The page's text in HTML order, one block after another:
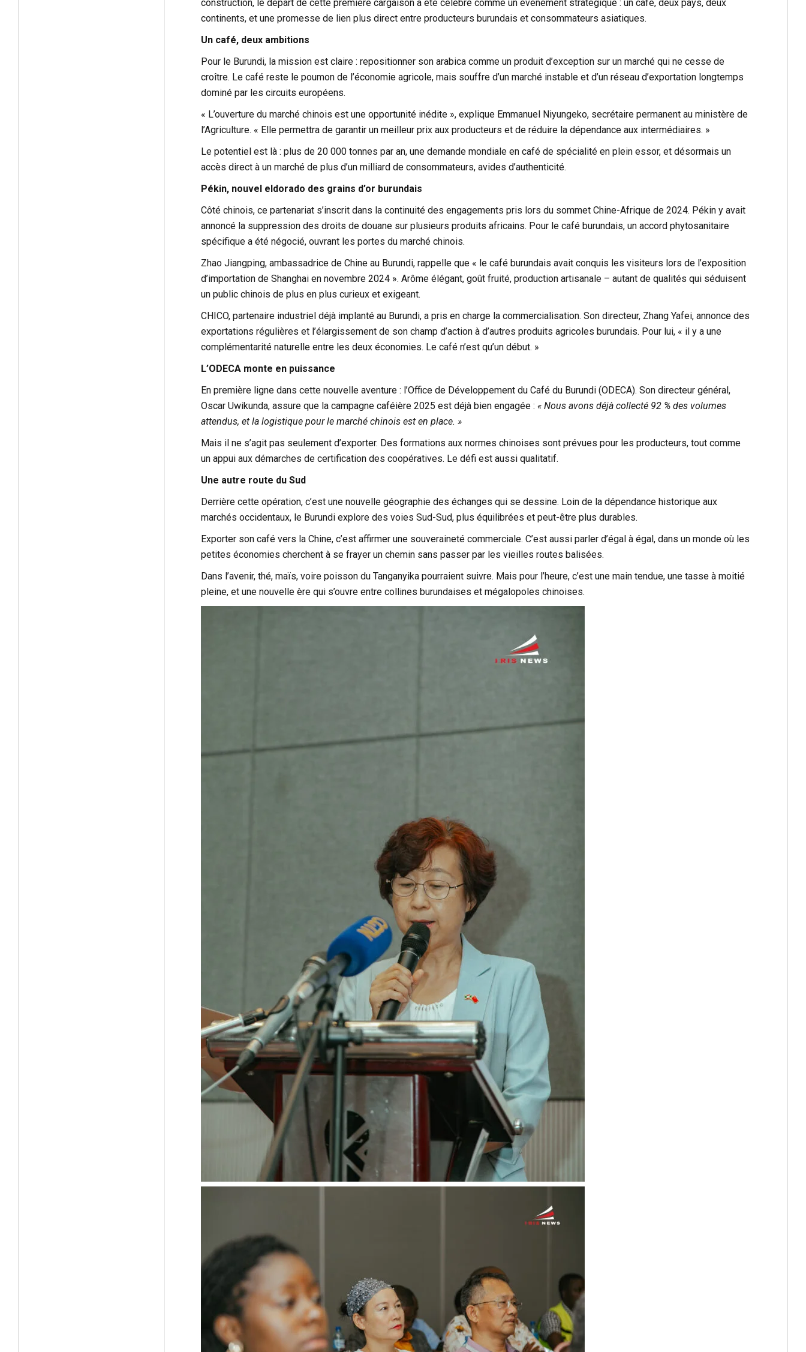
construction, le départ de cette première cargaison a été célébré comme un événement stratégique : un café, deux pays, deux
continents, et une promesse de lien plus direct entre producteurs burundais et consommateurs asiatiques.
Un café, deux ambitions
Pour le Burundi, la mission est claire : repositionner son arabica comme un produit d’exception sur un marché qui ne cesse de
croître. Le café reste le poumon de l’économie agricole, mais souffre d’un marché instable et d’un réseau d’exportation longtemps
dominé par les circuits européens.
« L’ouverture du marché chinois est une opportunité inédite », explique Emmanuel Niyungeko, secrétaire permanent au ministère de
l’Agriculture. « Elle permettra de garantir un meilleur prix aux producteurs et de réduire la dépendance aux intermédiaires. »
Le potentiel est là : plus de 20 000 tonnes par an, une demande mondiale en café de spécialité en plein essor, et désormais un
accès direct à un marché de plus d’un milliard de consommateurs, avides d’authenticité.
Pékin, nouvel eldorado des grains d’or burundais
Côté chinois, ce partenariat s’inscrit dans la continuité des engagements pris lors du sommet Chine-Afrique de 2024. Pékin y avait
annoncé la suppression des droits de douane sur plusieurs produits africains. Pour le café burundais, un accord phytosanitaire
spécifique a été négocié, ouvrant les portes du marché chinois.
Zhao Jiangping, ambassadrice de Chine au Burundi, rappelle que « le café burundais avait conquis les visiteurs lors de l’exposition
d’importation de Shanghai en novembre 2024 ». Arôme élégant, goût fruité, production artisanale – autant de qualités qui séduisent
un public chinois de plus en plus curieux et exigeant.
CHICO, partenaire industriel déjà implanté au Burundi, a pris en charge la commercialisation. Son directeur, Zhang Yafei, annonce des
exportations régulières et l’élargissement de son champ d’action à d’autres produits agricoles burundais. Pour lui, « il y a une
complémentarité naturelle entre les deux économies. Le café n’est qu’un début. »
L’ODECA monte en puissance
En première ligne dans cette nouvelle aventure : l’Office de Développement du Café du Burundi (ODECA). Son directeur général,
Oscar Uwikunda, assure que la campagne caféière 2025 est déjà bien engagée : « Nous avons déjà collecté 92 % des volumes
attendus, et la logistique pour le marché chinois est en place. »
Mais il ne s’agit pas seulement d’exporter. Des formations aux normes chinoises sont prévues pour les producteurs, tout comme
un appui aux démarches de certification des coopératives. Le défi est aussi qualitatif.
Une autre route du Sud
Derrière cette opération, c’est une nouvelle géographie des échanges qui se dessine. Loin de la dépendance historique aux
marchés occidentaux, le Burundi explore des voies Sud-Sud, plus équilibrées et peut-être plus durables.
Exporter son café vers la Chine, c’est affirmer une souveraineté commerciale. C’est aussi parler d’égal à égal, dans un monde où les
petites économies cherchent à se frayer un chemin sans passer par les vieilles routes balisées.
Dans l’avenir, thé, maïs, voire poisson du Tanganyika pourraient suivre. Mais pour l’heure, c’est une main tendue, une tasse à moitié
pleine, et une nouvelle ère qui s’ouvre entre collines burundaises et mégalopoles chinoises.